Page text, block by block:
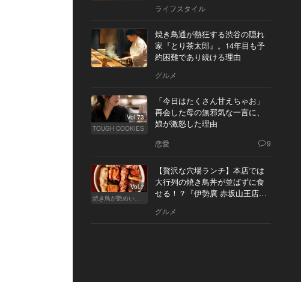
ライフスタイル
焼き鳥通が熱狂する渋谷の隠れ
家『とり茶太郎』。14年目も予
約困難であり続ける理由
グルメ
Vol.73
TOUGH COOKIES
「今日はたくさん甘えちゃお」
再会した母の無邪気な一言に、
娘が激怒した理由
恋愛 9
Vol.7
焼き鳥が艶めいてきた
【贅沢な穴場ランチ】本店では
大行列の焼き鳥丼が並ばずに食
せる！？『伊勢廣 赤坂山王店』
グルメ